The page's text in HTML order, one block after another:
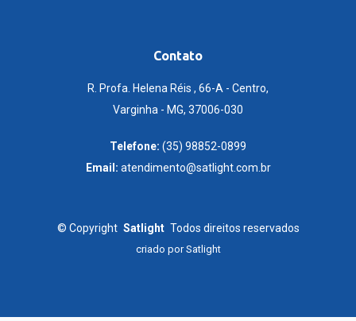
Contato
R. Profa. Helena Réis , 66-A - Centro,
Varginha - MG, 37006-030
Telefone: (35) 98852-0899
Email: atendimento@satlight.com.br
© Copyright Satlight Todos direitos reservados
criado porSatlight